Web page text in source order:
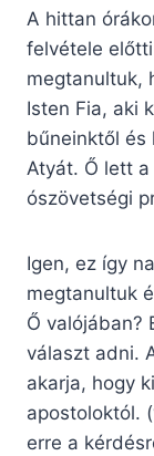
A hittan
felvétele
megtanultuk,
Isten Fia, aki
bűneinktől és
Atyát. Ő lett
ószövetségi
Igen, ez így
megtanultuk
Ő valójában?
választ adni.
akarja, hogy
apostoloktól.
erre a